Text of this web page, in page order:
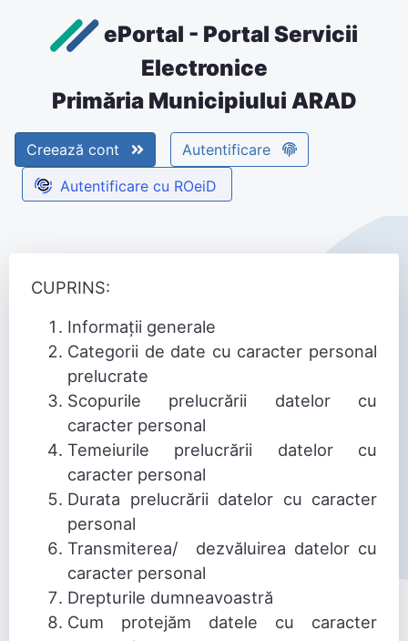
ePortal - Portal Servicii
Electronice
Primăria Municipiului ARAD
Creează cont
Autentificare
Autentificare cu ROeiD
Politica de confidentialitate
CUPRINS:
Informații generale
Categorii de date cu caracter personal
prelucrate
Scopurile prelucrării datelor cu
caracter personal
Temeiurile prelucrării datelor cu
caracter personal
Durata prelucrării datelor cu caracter
personal
Transmiterea/ dezvăluirea datelor cu
caracter personal
Drepturile dumneavoastră
Cum protejăm datele cu caracter